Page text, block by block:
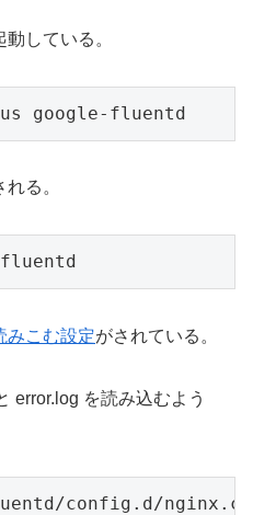
している。
google-fluentd
る。
みこむ設定がされている。
error.log を読み込むよう
config.d/